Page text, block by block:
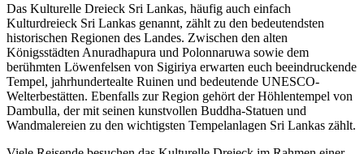
Das Kulturelle Dreieck Sri Lankas, häufig auch einfach
Kulturdreieck Sri Lankas genannt, zählt zu den bedeutendsten
historischen Regionen des Landes. Zwischen den alten
Königsstädten Anuradhapura und Polonnaruwa sowie dem
berühmten Löwenfelsen von Sigiriya erwarten euch beeindruckende
Tempel, jahrhundertealte Ruinen und bedeutende UNESCO-
Welterbestätten. Ebenfalls zur Region gehört der Höhlentempel von
Dambulla, der mit seinen kunstvollen Buddha-Statuen und
Wandmalereien zu den wichtigsten Tempelanlagen Sri Lankas zählt.